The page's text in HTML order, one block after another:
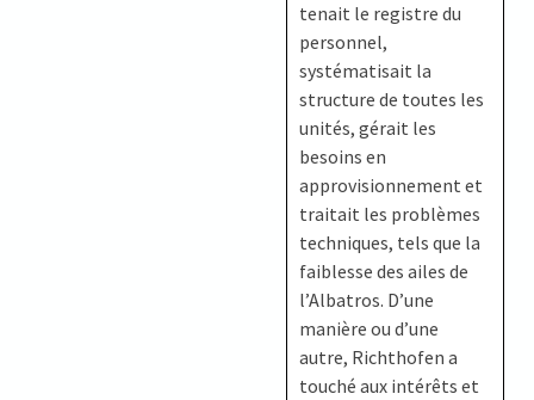
tenait le registre du
personnel,
systématisait la
structure de toutes les
unités, gérait les
besoins en
approvisionnement et
traitait les problèmes
techniques, tels que la
faiblesse des ailes de
l’Albatros. D’une
manière ou d’une
autre, Richthofen a
touché aux intérêts et